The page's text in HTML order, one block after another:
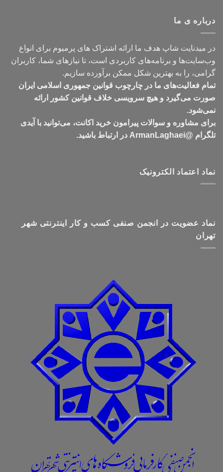
درباره ی ما
در میدنایت شاپ هدف ما ارائه اشتراک های پرمیوم برای انواع
وب‌سایت‌ها و برنامه‌های کاربردی است، تا نیازهای شما، کاربران
گرامی، را به بهترین شکل ممکن برآورده سازیم.
تمام فعالیت‌های ما در چارچوب قوانین جمهوری اسلامی ایران
صورت می‌گیرد و هیچ سرویسی خلاف قوانین کشور ارائه
نمی‌شود.
برای مشاوره و سوالات پیرامون خرید اکانت، می‌توانید با آیدی
تلگرام @ArmanLaghaei در ارتباط باشید.
نماد اعتماد الکترونیک
نماد عضویت در انجمن صنفی کسب و کار اینترنتی شهر
تهران